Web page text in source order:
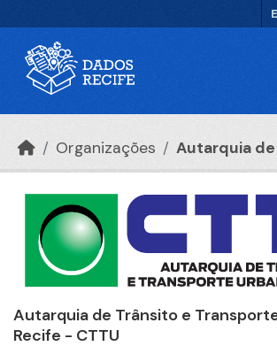
Organizações Autarquia de
Autarquia de Trânsito e
Recife - CTTU